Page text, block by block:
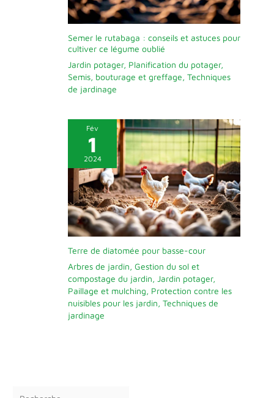
Semer le rutabaga : conseils et astuces pour
cultiver ce légume oublié
Jardin potager, Planification du potager,
Semis, bouturage et greffage, Techniques
de jardinage
Fév
1
2024
Terre de diatomée pour basse-cour
Arbres de jardin, Gestion du sol et
compostage du jardin, Jardin potager,
Paillage et mulching, Protection contre les
nuisibles pour les jardin, Techniques de
jardinage